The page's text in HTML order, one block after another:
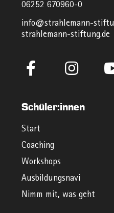
06252 670960-0
info@strahlemann-
strahlemann-stiftung.de
Schüler:innen
Start
Coaching
Workshops
Ausbildungsnavi
Nimm mit, was geht